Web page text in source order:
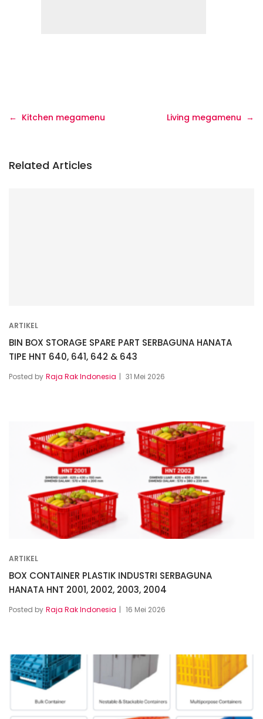
Navigasi
Kitchen megamenu Living megamenu
Related Articles
ARTIKEL
BIN BOX STORAGE SPARE PART SERBAGUNA HANATA
TIPE HNT 640, 641, 642 & 643
Posted by Raja Rak Indonesia 31 Mei 2026
ARTIKEL
BOX CONTAINER PLASTIK INDUSTRI SERBAGUNA
HANATA HNT 2001, 2002, 2003, 2004
Posted by Raja Rak Indonesia 16 Mei 2026